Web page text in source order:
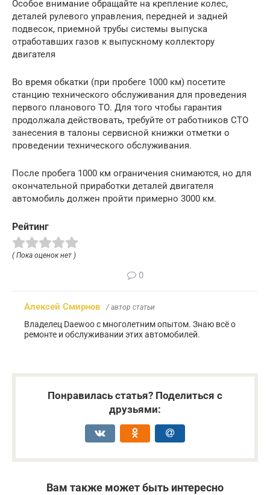
Особое внимание обращайте на крепление колес,
деталей рулевого управления, передней и задней
подвесок, приемной трубы системы выпуска
отработавших газов к выпускному коллектору
двигателя
Во время обкатки (при пробеге 1000 км) посетите
станцию технического обслуживания для проведения
первого планового ТО. Для того чтобы гарантия
продолжала действовать, требуйте от работников СТО
занесения в талоны сервисной книжки отметки о
проведении технического обслуживания.
После пробега 1000 км ограничения снимаются, но для
окончательной приработки деталей двигателя
автомобиль должен пройти примерно 3000 км.
Рейтинг
( Пока оценок нет )
0
Алексей Смирнов / автор статьи
Владелец Daewoo с многолетним опытом. Знаю всё о
ремонте и обслуживании этих автомобилей.
Понравилась статья? Поделиться с
друзьями:
Вам также может быть интересно